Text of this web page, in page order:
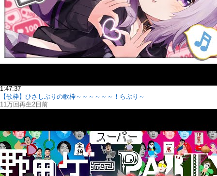
1:47:37
【歌枠】ひさしぶりの歌枠～～～～～～！らぶり～
11万回再生2日前